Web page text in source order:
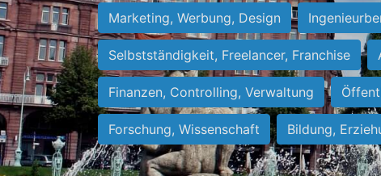
Marketing, Werbung, Design
Selbstständigkeit, Freelancer, Franchise
Finanzen, Controlling, Verwaltung
Forschung, Wissenschaft Bildung,